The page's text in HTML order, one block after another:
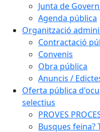
Junta de
Agenda pública
Organització
Contractació
Convenis
Obra pública
Anuncis /
Oferta pública
selectius
PROVES
Busques feina?